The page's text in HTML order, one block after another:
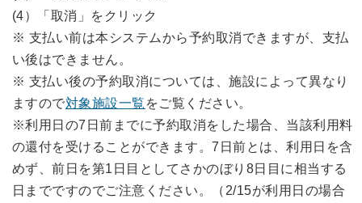
(4）「取消」をクリック
※ 支払い前は本システムから予約取消できますが、支払
い後はできません。
※ 支払い後の予約取消については、施設によって異なり
ますので対象施設一覧 をご覧ください。
※利用日の7日前までに予約取消をした場合、当該利用料
の還付を受けることができます。7日前とは、利用日を含
めず、前日を第1日目としてさかのぼり8日目に相当する
日までですのでご注意ください。（2/15が利用日の場合